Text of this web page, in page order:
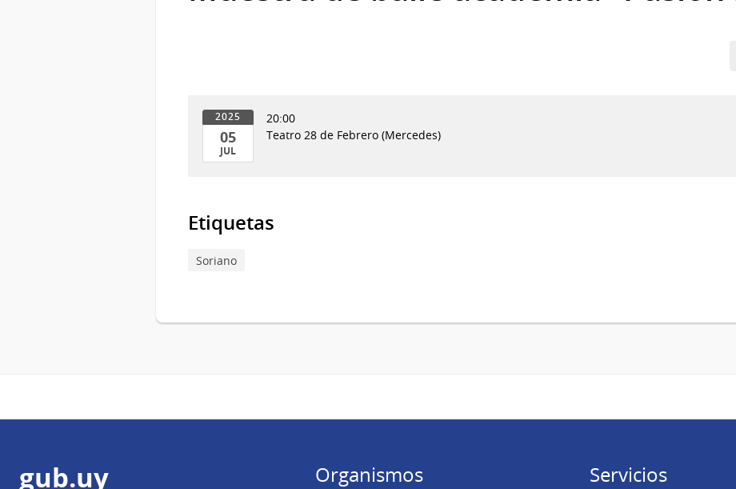
2025
05
JUL
del
20:00
Teatro 28 de Febrero (Mercedes)
Etiquetas
Soriano
Pie
gub.uy Organismos Servicios